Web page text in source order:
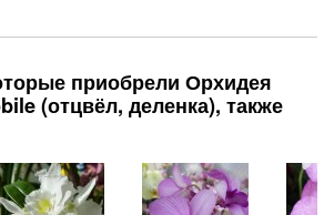
приобрели Орхидея
(отцвёл, деленка), также